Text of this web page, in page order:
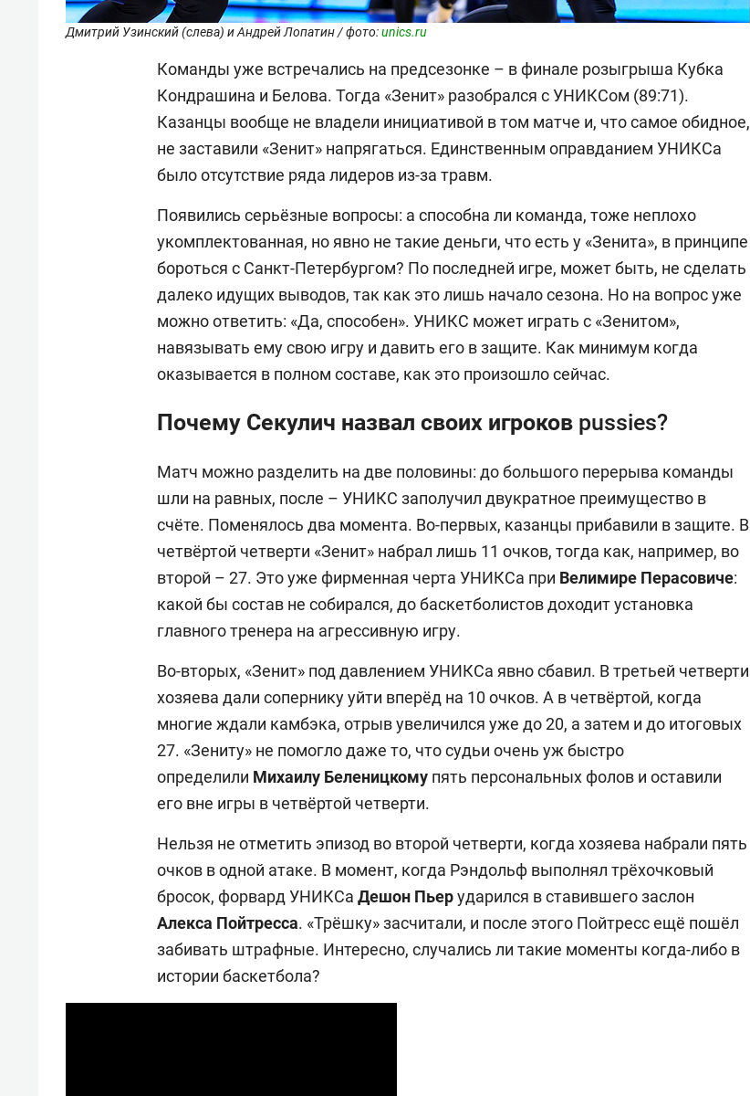
Дмитрий Узинский (слева) и Андрей Лопатин / фото:unics.ru
Команды уже встречались на предсезонке – в финале розыгрыша Кубка
Кондрашина и Белова. Тогда «Зенит» разобрался с УНИКСом (89:71).
Казанцы вообще не владели инициативой в том матче и, что самое обидное,
не заставили «Зенит» напрягаться. Единственным оправданием УНИКСа
было отсутствие ряда лидеров из-за травм.
Появились серьёзные вопросы: а способна ли команда, тоже неплохо
укомплектованная, но явно не такие деньги, что есть у «Зенита», в принципе
бороться с Санкт-Петербургом? По последней игре, может быть, не сделать
далеко идущих выводов, так как это лишь начало сезона. Но на вопрос уже
можно ответить: «Да, способен». УНИКС может играть с «Зенитом»,
навязывать ему свою игру и давить его в защите. Как минимум когда
оказывается в полном составе, как это произошло сейчас.
Почему Секулич назвал своих игроков pussies?
Матч можно разделить на две половины: до большого перерыва команды
шли на равных, после – УНИКС заполучил двукратное преимущество в
счёте. Поменялось два момента. Во-первых, казанцы прибавили в защите. В
четвёртой четверти «Зенит» набрал лишь 11 очков, тогда как, например, во
второй – 27. Это уже фирменная черта УНИКСа при Велимире Перасовиче:
какой бы состав не собирался, до баскетболистов доходит установка
главного тренера на агрессивную игру.
Во-вторых, «Зенит» под давлением УНИКСа явно сбавил. В третьей четверти
хозяева дали сопернику уйти вперёд на 10 очков. А в четвёртой, когда
многие ждали камбэка, отрыв увеличился уже до 20, а затем и до итоговых
27. «Зениту» не помогло даже то, что судьи очень уж быстро
определили Михаилу Беленицкому пять персональных фолов и оставили
его вне игры в четвёртой четверти.
Нельзя не отметить эпизод во второй четверти, когда хозяева набрали пять
очков в одной атаке. В момент, когда Рэндольф выполнял трёхочковый
бросок, форвард УНИКСа Дешон Пьерударился в ставившего заслон
Алекса Пойтресса. «Трёшку» засчитали, и после этого Пойтресс ещё пошёл
забивать штрафные. Интересно, случались ли такие моменты когда-либо в
истории баскетбола?